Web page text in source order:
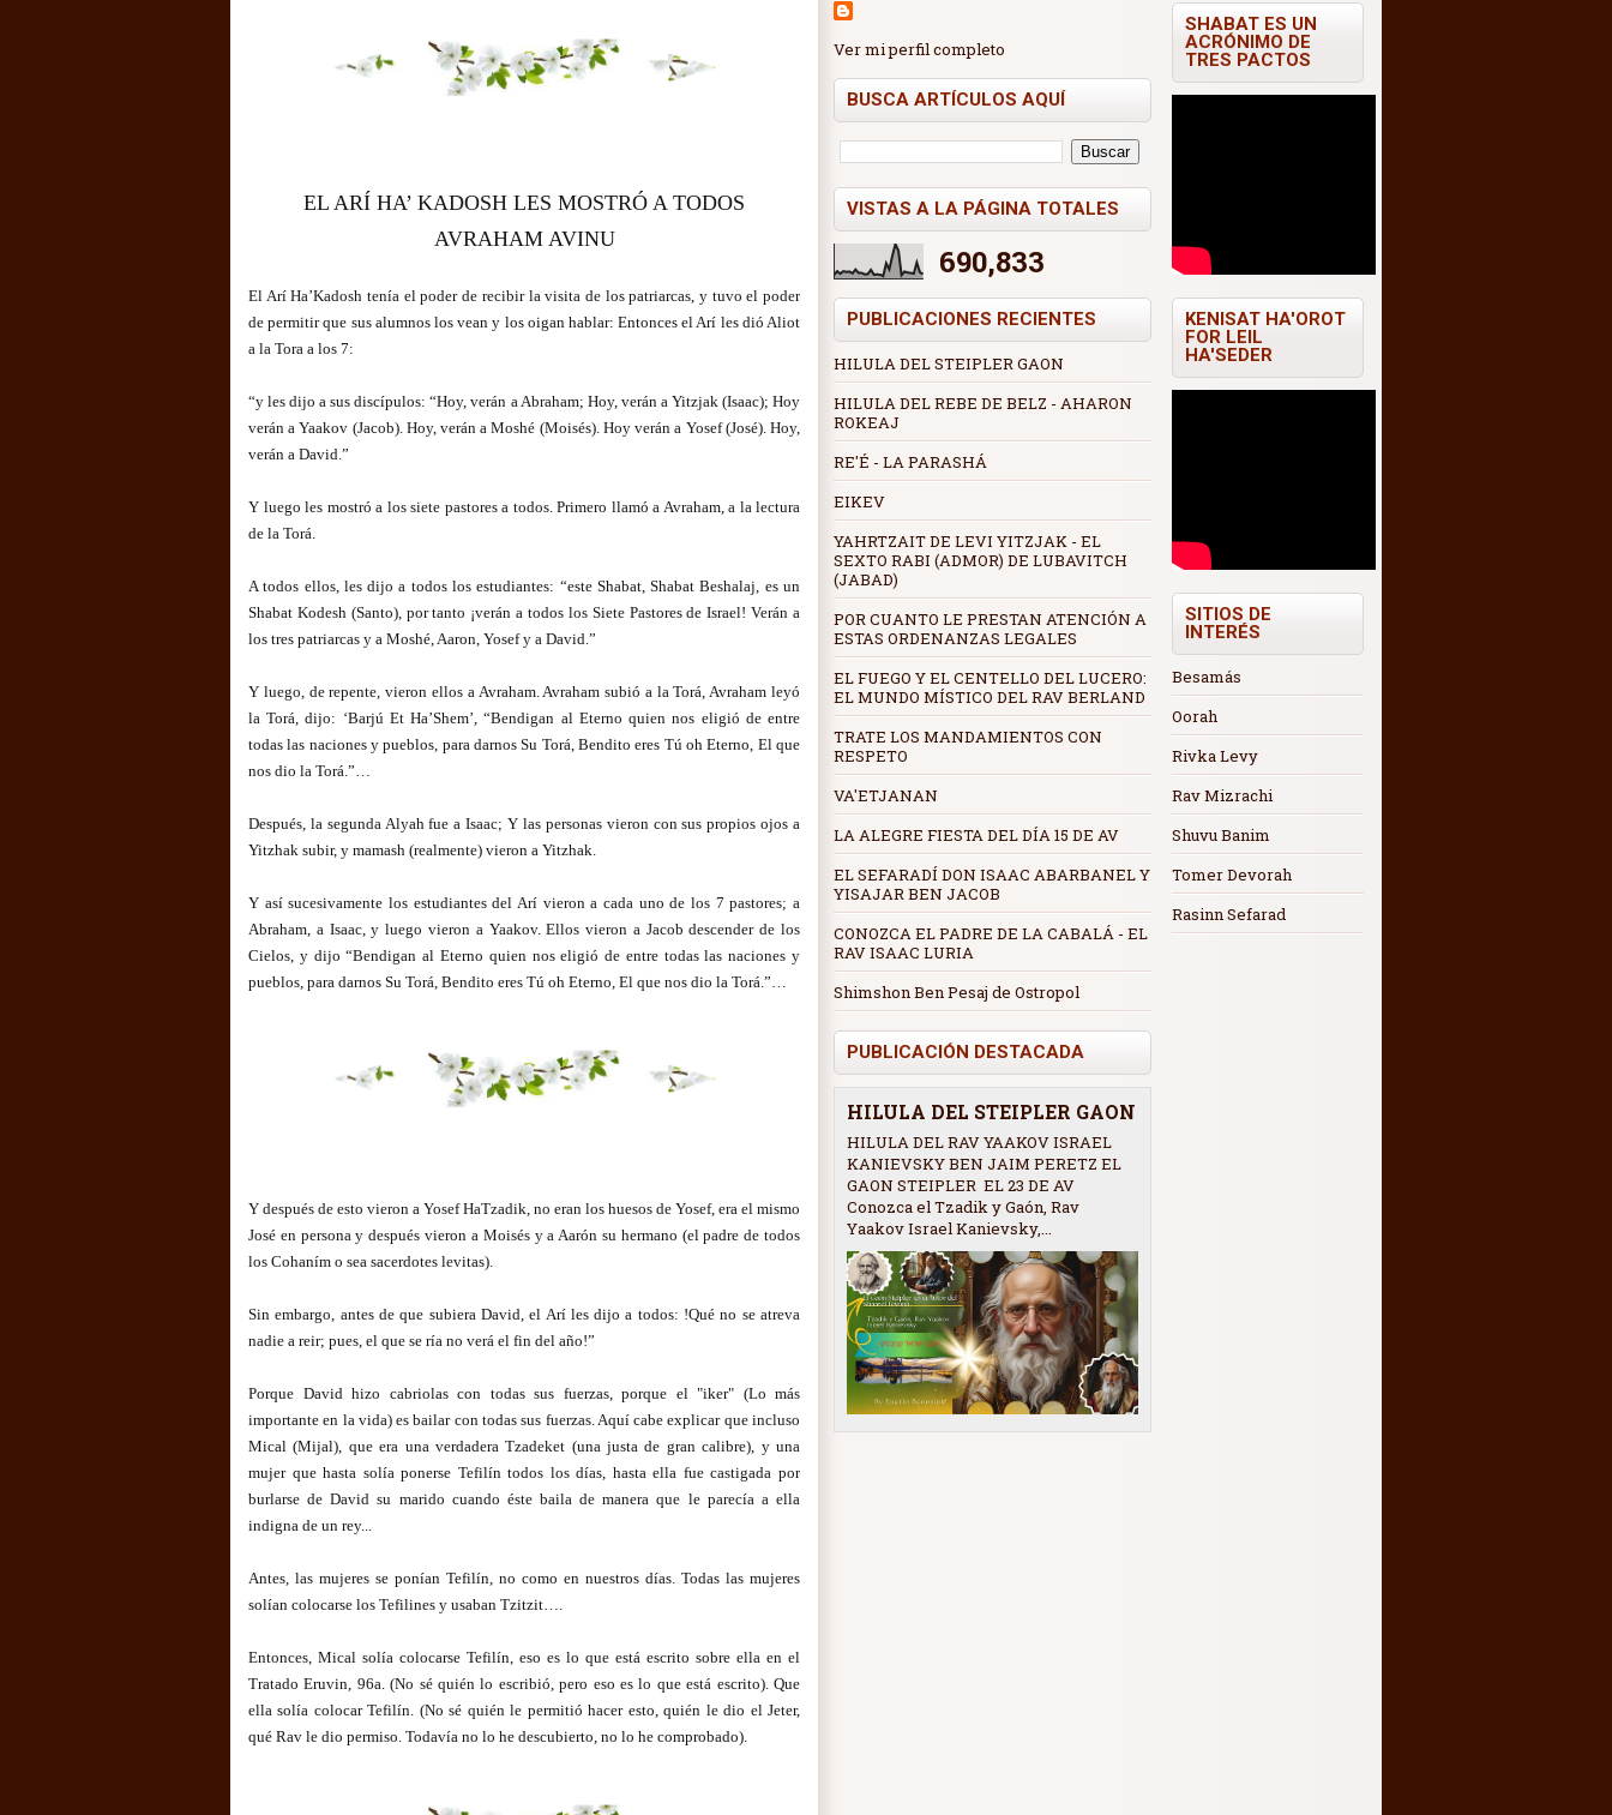
EL ARÍ HA’ KADOSH LES MOSTRÓ A TODOS
AVRAHAM AVINU
El Arí Ha’Kadosh tenía el poder de recibir la visita de los patriarcas, y tuvo el poder
de permitir que sus alumnos los vean y los oigan hablar: Entonces el Arí les dió Aliot
a la Tora a los 7:
“y les dijo a sus discípulos: “Hoy, verán a Abraham; Hoy, verán a Yitzjak (Isaac); Hoy
verán a Yaakov (Jacob). Hoy, verán a Moshé (Moisés). Hoy verán a Yosef (José). Hoy,
verán a David.”
Y luego les mostró a los siete pastores a todos. Primero llamó a Avraham, a la lectura
de la Torá.
A todos ellos, les dijo a todos los estudiantes: “este Shabat, Shabat Beshalaj, es un
Shabat Kodesh (Santo), por tanto ¡verán a todos los Siete Pastores de Israel! Verán a
los tres patriarcas y a Moshé, Aaron, Yosef y a David.”
Y luego, de repente, vieron ellos a Avraham. Avraham subió a la Torá, Avraham leyó
la Torá, dijo: ‘Barjú Et Ha’Shem’, “Bendigan al Eterno quien nos eligió de entre
todas las naciones y pueblos, para darnos Su Torá, Bendito eres Tú oh Eterno, El que
nos dio la Torá.”…
Después, la segunda Alyah fue a Isaac; Y las personas vieron con sus propios ojos a
Yitzhak subir, y mamash (realmente) vieron a Yitzhak.
Y así sucesivamente los estudiantes del Arí vieron a cada uno de los 7 pastores; a
Abraham, a Isaac, y luego vieron a Yaakov. Ellos vieron a Jacob descender de los
Cielos, y dijo “Bendigan al Eterno quien nos eligió de entre todas las naciones y
pueblos, para darnos Su Torá, Bendito eres Tú oh Eterno, El que nos dio la Torá.”…
Y después de esto vieron a Yosef HaTzadik, no eran los huesos de Yosef, era el mismo
José en persona y después vieron a Moisés y a Aarón su hermano (el padre de todos
los Cohaním o sea sacerdotes levitas).
Sin embargo, antes de que subiera David, el Arí les dijo a todos: !Qué no se atreva
nadie a reir; pues, el que se ría no verá el fin del año!”
Porque David hizo cabriolas con todas sus fuerzas, porque el "iker" (Lo más
importante en la vida) es bailar con todas sus fuerzas. Aquí cabe explicar que incluso
Mical (Mijal), que era una verdadera Tzadeket (una justa de gran calibre), y una
mujer que hasta solía ponerse Tefilín todos los días, hasta ella fue castigada por
burlarse de David su marido cuando éste baila de manera que le parecía a ella
indigna de un rey...
Antes, las mujeres se ponían Tefilín, no como en nuestros días. Todas las mujeres
solían colocarse los Tefilines y usaban Tzitzit….
Entonces, Mical solía colocarse Tefilín, eso es lo que está escrito sobre ella en el
Tratado Eruvin, 96a. (No sé quién lo escribió, pero eso es lo que está escrito). Que
ella solía colocar Tefilín. (No sé quién le permitió hacer esto, quién le dio el Jeter,
qué Rav le dio permiso. Todavía no lo he descubierto, no lo he comprobado).
Ver mi perfil completo
BUSCA ARTÍCULOS AQUÍ
VISTAS A LA PÁGINA TOTALES
690,833
PUBLICACIONES RECIENTES
HILULA DEL STEIPLER GAON
HILULA DEL REBE DE BELZ - AHARON
ROKEAJ
RE'É - LA PARASHÁ
EIKEV
YAHRTZAIT DE LEVI YITZJAK - EL
SEXTO RABI (ADMOR) DE LUBAVITCH
(JABAD)
POR CUANTO LE PRESTAN ATENCIÓN A
ESTAS ORDENANZAS LEGALES
EL FUEGO Y EL CENTELLO DEL LUCERO:
EL MUNDO MÍSTICO DEL RAV BERLAND
TRATE LOS MANDAMIENTOS CON
RESPETO
VA'ETJANAN
LA ALEGRE FIESTA DEL DÍA 15 DE AV
EL SEFARADÍ DON ISAAC ABARBANEL Y
YISAJAR BEN JACOB
CONOZCA EL PADRE DE LA CABALÁ - EL
RAV ISAAC LURIA
Shimshon Ben Pesaj de Ostropol
PUBLICACIÓN DESTACADA
HILULA DEL STEIPLER GAON
HILULA DEL RAV YAAKOV ISRAEL
KANIEVSKY BEN JAIM PERETZ EL
GAON STEIPLER EL 23 DE AV
Conozca el Tzadik y Gaón, Rav
Yaakov Israel Kanievsky,...
SHABAT ES UN
ACRÓNIMO DE
TRES PACTOS
KENISAT HA'OROT
FOR LEIL
HA'SEDER
SITIOS DE
INTERÉS
Besamás
Oorah
Rivka Levy
Rav Mizrachi
Shuvu Banim
Tomer Devorah
Rasinn Sefarad